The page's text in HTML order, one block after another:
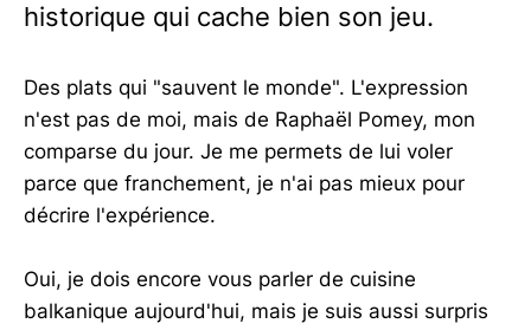
historique qui cache bien son jeu.
Des plats qui "sauvent le monde". L'expression
n'est pas de moi, mais de Raphaël Pomey, mon
comparse du jour. Je me permets de lui voler
parce que franchement, je n'ai pas mieux pour
décrire l'expérience.
Oui, je dois encore vous parler de cuisine
balkanique aujourd'hui, mais je suis aussi surpris